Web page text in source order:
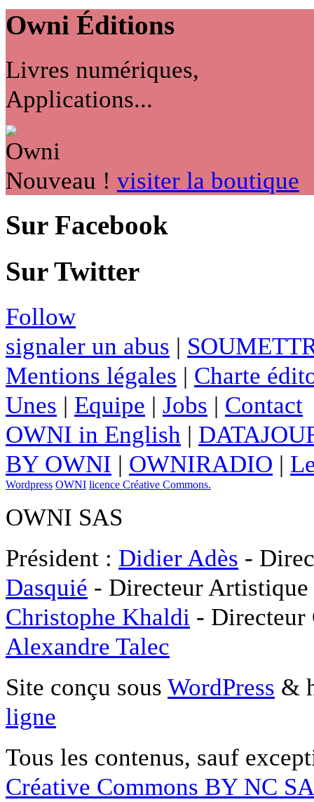
Owni Éditions
Livres numériques,
Applications...
Nouveau ! visiter la boutique
Sur Facebook
Sur Twitter
Follow
signaler un abus |
Mentions légales | Charte
Unes | Equipe | Jobs | Contact
OWNI in English |
BY OWNI | OWNIRADIO |
Wordpress OWNI licence Créative Commons.
OWNI SAS
Président : Didier Adès -
Dasquié - Directeur
Christophe Khaldi -
Alexandre Talec
Site conçu sous WordPress &
ligne
Tous les contenus, sauf
Créative Commons BY NC SA